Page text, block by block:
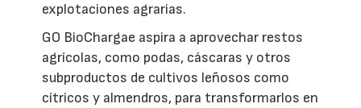
explotaciones agrarias.
GO BioChargae aspira a aprovechar restos
agrícolas, como podas, cáscaras y otros
subproductos de cultivos leñosos como
cítricos y almendros, para transformarlos en